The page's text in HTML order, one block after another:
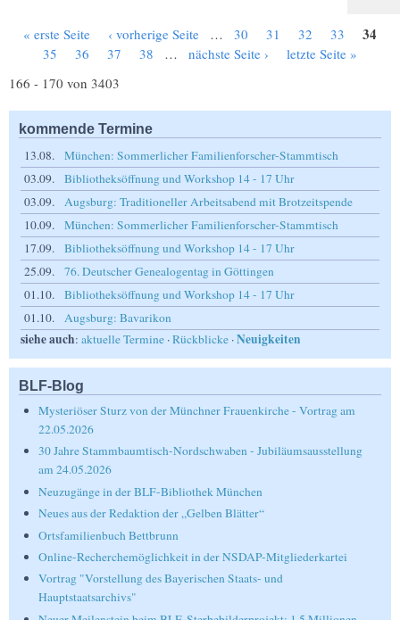
Seiten
« erste Seite ‹ vorherige Seite … 30 31 32 33 34
35 36 37 38 … nächste Seite ›
letzte Seite »
166 - 170 von 3403
kommende Termine
13.08.
München: Sommerlicher Familienforscher-Stammtisch
03.09.
Bibliotheksöffnung und Workshop 14 - 17 Uhr
03.09.
Augsburg: Traditioneller Arbeitsabend mit Brotzeitspende
10.09.
München: Sommerlicher Familienforscher-Stammtisch
17.09.
Bibliotheksöffnung und Workshop 14 - 17 Uhr
25.09.
76. Deutscher Genealogentag in Göttingen
01.10.
Bibliotheksöffnung und Workshop 14 - 17 Uhr
01.10.
Augsburg: Bavarikon
siehe auch: aktuelle Termine ·Rückblicke ·Neuigkeiten
BLF-Blog
Mysteriöser Sturz von der Münchner Frauenkirche - Vortrag am
22.05.2026
30 Jahre Stammbaumtisch-Nordschwaben - Jubiläumsausstellung
am 24.05.2026
Neuzugänge in der BLF-Bibliothek München
Neues aus der Redaktion der „Gelben Blätter“
Ortsfamilienbuch Bettbrunn
Online-Recherchemöglichkeit in der NSDAP-Mitgliederkartei
Vortrag "Vorstellung des Bayerischen Staats- und
Hauptstaatsarchivs"